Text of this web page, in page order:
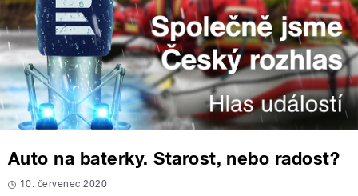
Auto na baterky. Starost, nebo radost?
10. červenec 2020